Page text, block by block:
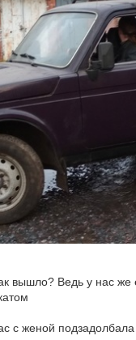
вышло? Ведь у нас
с женой